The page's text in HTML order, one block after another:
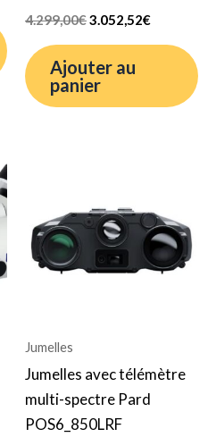
4.299,00€3.052,52€
Ajouter au
panier
Jumelles
Jumelles avec télémètre
multi-spectre Pard
POS6_850LRF
était :
2.199,00€.
est :
1.321,21€.